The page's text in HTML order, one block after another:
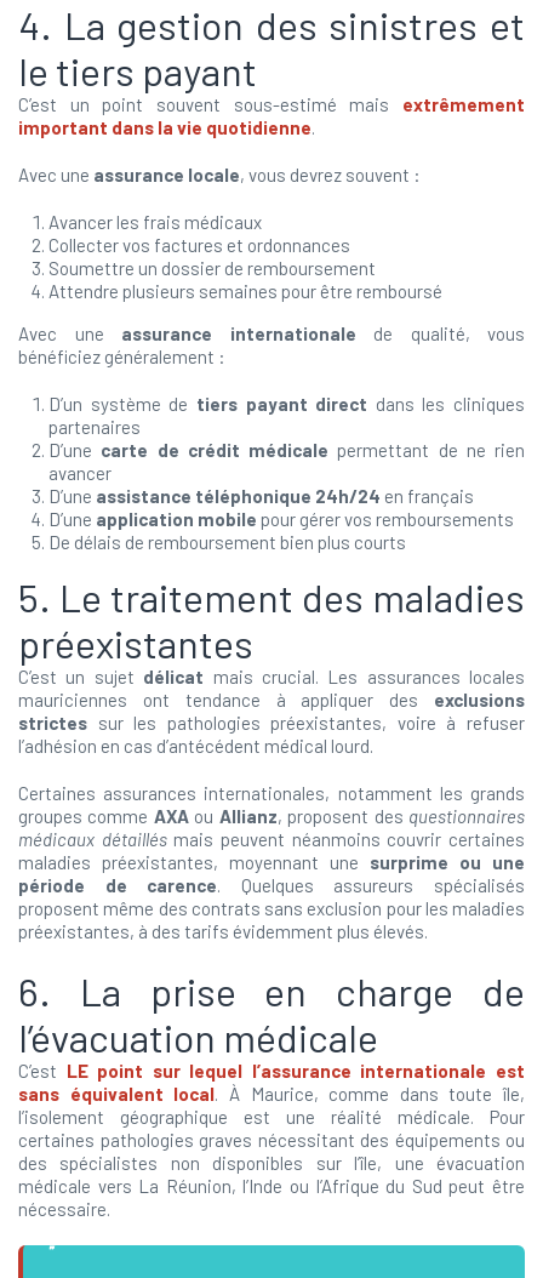
4. La gestion des sinistres et
le tiers payant
C’est un point souvent sous-estimé mais extrêmement
important dans la vie quotidienne.
Avec une assurance locale, vous devrez souvent :
Avancer les frais médicaux
Collecter vos factures et ordonnances
Soumettre un dossier de remboursement
Attendre plusieurs semaines pour être remboursé
Avec une assurance internationale de qualité, vous
bénéficiez généralement :
D’un système de tiers payant direct dans les cliniques
partenaires
D’une carte de crédit médicale permettant de ne rien
avancer
D’une assistance téléphonique 24h/24 en français
D’une application mobile pour gérer vos remboursements
De délais de remboursement bien plus courts
5. Le traitement des maladies
préexistantes
C’est un sujet délicat mais crucial. Les assurances locales
mauriciennes ont tendance à appliquer des exclusions
strictes sur les pathologies préexistantes, voire à refuser
l’adhésion en cas d’antécédent médical lourd.
Certaines assurances internationales, notamment les grands
groupes comme AXAou Allianz, proposent des questionnaires
médicaux détaillésmais peuvent néanmoins couvrir certaines
maladies préexistantes, moyennant une surprime ou une
période de carence. Quelques assureurs spécialisés
proposent même des contrats sans exclusion pour les maladies
préexistantes, à des tarifs évidemment plus élevés.
6. La prise en charge de
l’évacuation médicale
C’est LE point sur lequel l’assurance internationale est
sans équivalent local. À Maurice, comme dans toute île,
l’isolement géographique est une réalité médicale. Pour
certaines pathologies graves nécessitant des équipements ou
des spécialistes non disponibles sur l’île, une évacuation
médicale vers La Réunion, l’Inde ou l’Afrique du Sud peut être
nécessaire.